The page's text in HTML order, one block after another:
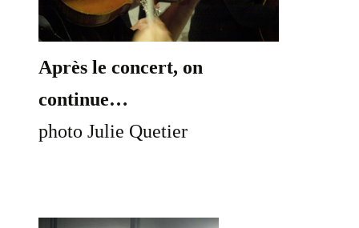
Après le concert, on
continue…
photo Julie Quetier